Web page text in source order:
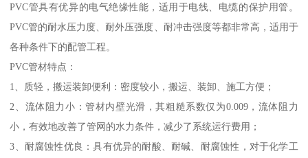
PVC管具有优异的电气绝缘性能，适用于电线、电缆的保护用管。
PVC管的耐水压力度、耐外压强度、耐冲击强度等都非常高，适用于
各种条件下的配管工程。
PVC管材特点：
1、质轻，搬运装卸便利：密度较小，搬运、装卸、施工方便；
2、流体阻力小：管材内壁光滑，其粗糙系数仅为0.009，流体阻力
小，有效地改善了管网的水力条件，减少了系统运行费用；
3、耐腐蚀性优良：具有优异的耐酸、耐碱、耐腐蚀性，对于化学工